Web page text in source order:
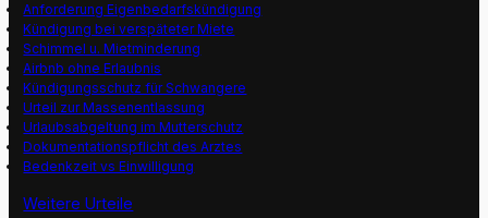
Anforderung Eigenbedarfskündigung
Kündigung bei verspäteter Miete
Schimmel u. Mietminderung
Airbnb ohne Erlaubnis
Kündigungsschutz für Schwangere
Urteil zur Massenentlassung
Urlaubsabgeltung im Mutterschutz
Dokumentationspflicht des Arztes
Bedenkzeit vs Einwilligung
Weitere Urteile